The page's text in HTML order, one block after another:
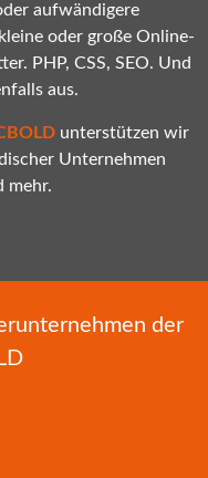
aufwändigere
oder große Online-
PHP, CSS, SEO. Und
aus.
unterstützen wir
Unternehmen
mehr.
der